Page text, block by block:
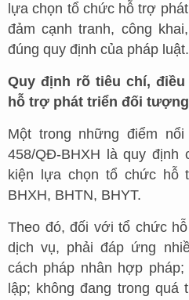
lựa chọn tổ chức hỗ trợ
đảm cạnh tranh, công
đúng quy định của pháp luật.
Quy định rõ tiêu chí,
hỗ trợ phát triển đối tượng
Một trong những điểm
458/QĐ-BHXH là quy định
kiện lựa chọn tổ chức hỗ
BHXH, BHTN, BHYT.
Theo đó, đối với tổ chức
dịch vụ, phải đáp ứng
cách pháp nhân hợp
lập; không đang trong quá